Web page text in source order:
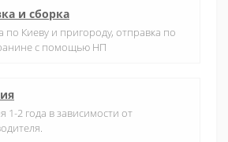
и сборка
по Киеву и пригороду, отправка по
с помощью НП
1-2 года в зависимости от